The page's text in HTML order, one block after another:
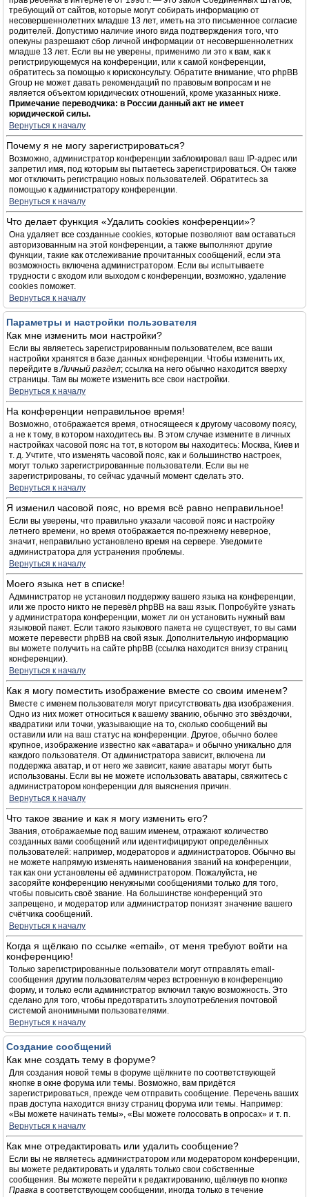
требующий от сайтов, которые могут собирать информацию от
несовершеннолетних младше 13 лет, иметь на это письменное согласие
родителей. Допустимо наличие иного вида подтверждения того, что
опекуны разрешают сбор личной информации от несовершеннолетних
младше 13 лет. Если вы не уверены, применимо ли это к вам, как к
регистрирующемуся на конференции, или к самой конференции,
обратитесь за помощью к юрисконсульту. Обратите внимание, что phpBB
Group не может давать рекомендаций по правовым вопросам и не
является объектом юридических отношений, кроме указанных ниже.
Примечание переводчика: в России данный акт не имеет
юридической силы.
Вернуться к началу
Почему я не могу зарегистрироваться?
Возможно, администратор конференции заблокировал ваш IP-адрес или
запретил имя, под которым вы пытаетесь зарегистрироваться. Он также
мог отключить регистрацию новых пользователей. Обратитесь за
помощью к администратору конференции.
Вернуться к началу
Что делает функция «Удалить cookies конференции»?
Она удаляет все созданные cookies, которые позволяют вам оставаться
авторизованным на этой конференции, а также выполняют другие
функции, такие как отслеживание прочитанных сообщений, если эта
возможность включена администратором. Если вы испытываете
трудности с входом или выходом с конференции, возможно, удаление
cookies поможет.
Вернуться к началу
Параметры и настройки пользователя
Как мне изменить мои настройки?
Если вы являетесь зарегистрированным пользователем, все ваши
настройки хранятся в базе данных конференции. Чтобы изменить их,
перейдите вЛичный раздел; ссылка на него обычно находится вверху
страницы. Там вы можете изменить все свои настройки.
Вернуться к началу
На конференции неправильное время!
Возможно, отображается время, относящееся к другому часовому поясу,
а не к тому, в котором находитесь вы. В этом случае измените в личных
настройках часовой пояс на тот, в котором вы находитесь: Москва, Киев и
т. д. Учтите, что изменять часовой пояс, как и большинство настроек,
могут только зарегистрированные пользователи. Если вы не
зарегистрированы, то сейчас удачный момент сделать это.
Вернуться к началу
Я изменил часовой пояс, но время всё равно неправильное!
Если вы уверены, что правильно указали часовой пояс и настройку
летнего времени, но время отображается по-прежнему неверное,
значит, неправильно установлено время на сервере. Уведомите
администратора для устранения проблемы.
Вернуться к началу
Моего языка нет в списке!
Администратор не установил поддержку вашего языка на конференции,
или же просто никто не перевёл phpBB на ваш язык. Попробуйте узнать
у администратора конференции, может ли он установить нужный вам
языковой пакет. Если такого языкового пакета не существует, то вы сами
можете перевести phpBB на свой язык. Дополнительную информацию
вы можете получить на сайте phpBB (ссылка находится внизу страниц
конференции).
Вернуться к началу
Как я могу поместить изображение вместе со своим именем?
Вместе с именем пользователя могут присутствовать два изображения.
Одно из них может относиться к вашему званию, обычно это звёздочки,
квадратики или точки, указывающие на то, сколько сообщений вы
оставили или на ваш статус на конференции. Другое, обычно более
крупное, изображение известно как «аватара» и обычно уникально для
каждого пользователя. От администратора зависит, включена ли
поддержка аватар, и от него же зависит, какие аватары могут быть
использованы. Если вы не можете использовать аватары, свяжитесь с
администратором конференции для выяснения причин.
Вернуться к началу
Что такое звание и как я могу изменить его?
Звания, отображаемые под вашим именем, отражают количество
созданных вами сообщений или идентифицируют определённых
пользователей: например, модераторов и администраторов. Обычно вы
не можете напрямую изменять наименования званий на конференции,
так как они установлены её администратором. Пожалуйста, не
засоряйте конференцию ненужными сообщениями только для того,
чтобы повысить своё звание. На большинстве конференций это
запрещено, и модератор или администратор понизят значение вашего
счётчика сообщений.
Вернуться к началу
Когда я щёлкаю по ссылке «email», от меня требуют войти на
конференцию!
Только зарегистрированные пользователи могут отправлять email-
сообщения другим пользователям через встроенную в конференцию
форму, и только если администратор включил такую возможность. Это
сделано для того, чтобы предотвратить злоупотребления почтовой
системой анонимными пользователями.
Вернуться к началу
Создание сообщений
Как мне создать тему в форуме?
Для создания новой темы в форуме щёлкните по соответствующей
кнопке в окне форума или темы. Возможно, вам придётся
зарегистрироваться, прежде чем отправить сообщение. Перечень ваших
прав доступа находится внизу страниц форума или темы. Например:
«Вы можете начинать темы», «Вы можете голосовать в опросах» и т. п.
Вернуться к началу
Как мне отредактировать или удалить сообщение?
Если вы не являетесь администратором или модератором конференции,
вы можете редактировать и удалять только свои собственные
сообщения. Вы можете перейти к редактированию, щёлкнув по кнопке
Правка в соответствующем сообщении, иногда только в течение